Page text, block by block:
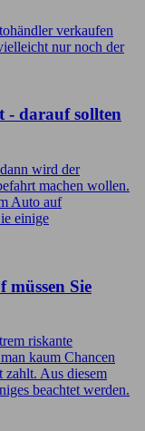
verkaufen
nur noch der
- darauf sollten
wird der
machen wollen.
Auto auf
einige
Sie
riskante
kaum Chancen
zahlt. Aus diesem
beachtet werden.